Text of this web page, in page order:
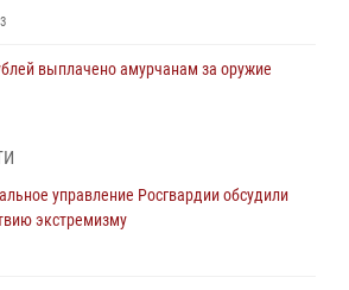
3
выплачено амурчанам за оружие
в период с 20 по 26 июля 2026 года
управление Росгвардии обсудили
экстремизму